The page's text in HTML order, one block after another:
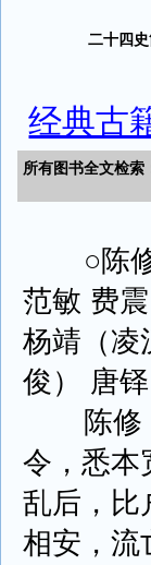
经典古
○陈修
范敏 费
杨靖（凌
俊） 唐
陈修，
令，悉本
乱后，比
相安，流